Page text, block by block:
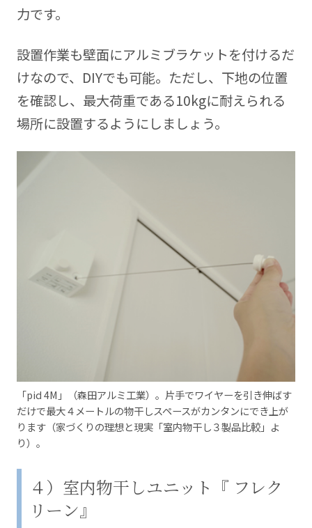
力です。
設置作業も壁面にアルミブラケットを付けるだ
けなので、DIYでも可能。ただし、下地の位置
を確認し、最大荷重である10kgに耐えられる
場所に設置するようにしましょう。
「pid 4M」（森田アルミ工業）。片手でワイヤーを引き伸ばす
だけで最大４メートルの物干しスペースがカンタンにでき上が
ります（家づくりの理想と現実「室内物干し３製品比較」よ
り）。
４）室内物干しユニット『 フレク
リーン』